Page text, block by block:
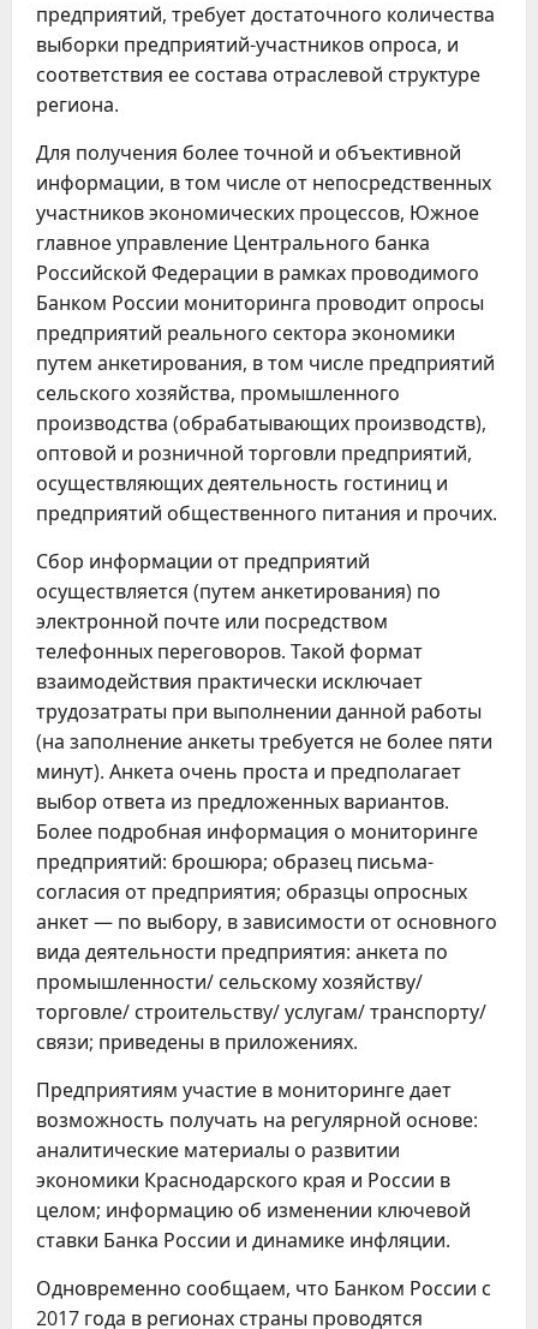
предприятий, требует достаточного количества
выборки предприятий-участников опроса, и
соответствия ее состава отраслевой структуре
региона.
Для получения более точной и объективной
информации, в том числе от непосредственных
участников экономических процессов, Южное
главное управление Центрального банка
Российской Федерации в рамках проводимого
Банком России мониторинга проводит опросы
предприятий реального сектора экономики
путем анкетирования, в том числе предприятий
сельского хозяйства, промышленного
производства (обрабатывающих производств),
оптовой и розничной торговли предприятий,
осуществляющих деятельность гостиниц и
предприятий общественного питания и прочих.
Сбор информации от предприятий
осуществляется (путем анкетирования) по
электронной почте или посредством
телефонных переговоров. Такой формат
взаимодействия практически исключает
трудозатраты при выполнении данной работы
(на заполнение анкеты требуется не более пяти
минут). Анкета очень проста и предполагает
выбор ответа из предложенных вариантов.
Более подробная информация о мониторинге
предприятий: брошюра; образец письма-
согласия от предприятия; образцы опросных
анкет — по выбору, в зависимости от основного
вида деятельности предприятия: анкета по
промышленности/ сельскому хозяйству/
торговле/ строительству/ услугам/ транспорту/
связи; приведены в приложениях.
Предприятиям участие в мониторинге дает
возможность получать на регулярной основе:
аналитические материалы о развитии
экономики Краснодарского края и России в
целом; информацию об изменении ключевой
ставки Банка России и динамике инфляции.
Одновременно сообщаем, что Банком России с
2017 года в регионах страны проводятся